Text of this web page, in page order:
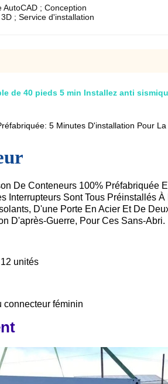
AutoCAD ; Conception
; Service d'installation
de 40 pieds 5 min Installez anti
5 Minutes D'installation Pour
De Conteneurs 100% Préfabriquée
Interrupteurs Sont Tous Préinstallés À
D'une Porte En Acier Et De
D'après-Guerre, Pour Ces Sans-Abri.
unités
connecteur féminin